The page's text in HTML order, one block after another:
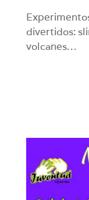
divertidos:
volcanes…